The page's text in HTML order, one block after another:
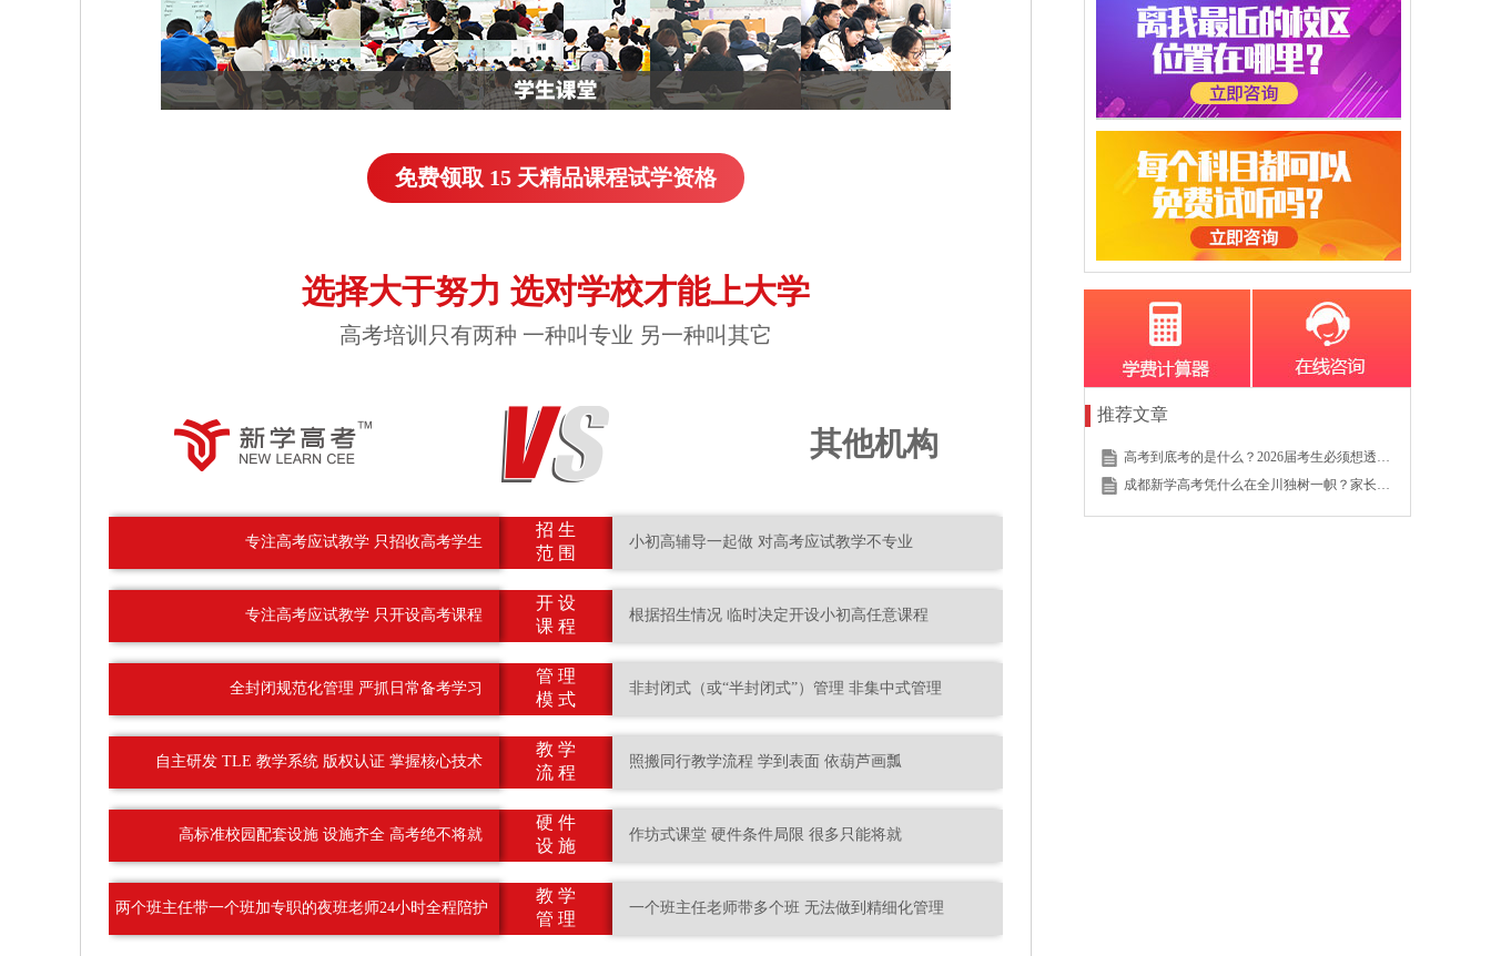
免费领取 15 天精品课程试学资格
选择大于努力 选对学校才能上大学
高考培训只有两种 一种叫专业 另一种叫其它
其他机构
专注高考应试教学 只招收高考学生
专注高考应试教学 只开设高考课程
全封闭规范化管理 严抓日常备考学习
自主研发 TLE 教学系统 版权认证 掌握核心技术
高标准校园配套设施 设施齐全 高考绝不将就
两个班主任带一个班加专职的夜班老师24小时全程陪护
招 生
范 围
开 设
课 程
管 理
模 式
教 学
流 程
硬 件
设 施
教 学
管 理
小初高辅导一起做 对高考应试教学不专业
根据招生情况 临时决定开设小初高任意课程
非封闭式（或“半封闭式”）管理 非集中式管理
照搬同行教学流程 学到表面 依葫芦画瓢
作坊式课堂 硬件条件局限 很多只能将就
一个班主任老师带多个班 无法做到精细化管理
推荐文章
高考到底考的是什么？2026届考生必须想透的这个底层逻辑
成都新学高考凭什么在全川独树一帜？家长的真实选择说明一切